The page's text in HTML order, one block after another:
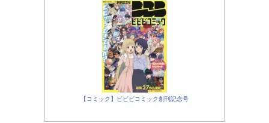
【コミック】ビビビコミック創刊記念号